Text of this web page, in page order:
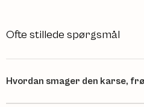
Ofte stillede spørgsmål
Hvordan smager den karse,